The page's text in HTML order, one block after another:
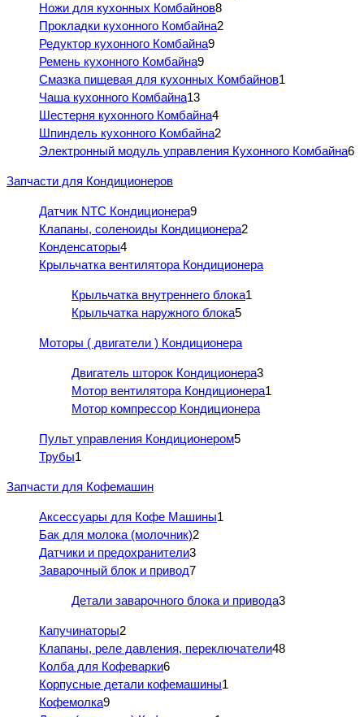
Ножи для кухонных Комбайнов8
Прокладки кухонного Комбайна2
Редуктор кухонного Комбайна9
Ремень кухонного Комбайна9
Смазка пищевая для кухонных Комбайнов1
Чаша кухонного Комбайна13
Шестерня кухонного Комбайна4
Шпиндель кухонного Комбайна2
Электронный модуль управления Кухонного Комбайна6
Запчасти для Кондиционеров
Датчик NTC Кондиционера9
Клапаны, соленоиды Кондиционера2
Конденсаторы4
Крыльчатка вентилятора Кондиционера
Крыльчатка внутреннего блока1
Крыльчатка наружного блока5
Моторы ( двигатели ) Кондиционера
Двигатель шторок Кондиционера3
Мотор вентилятора Кондиционера1
Мотор компрессор Кондиционера
Пульт управления Кондиционером5
Трубы1
Запчасти для Кофемашин
Аксессуары для Кофе Машины1
Бак для молока (молочник)2
Датчики и предохранители3
Заварочный блок и привод7
Детали заварочного блока и привода3
Капучинаторы2
Клапаны, реле давления, переключатели48
Колба для Кофеварки6
Корпусные детали кофемашины1
Кофемолка9